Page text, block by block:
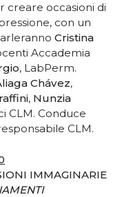
creare occasioni di
con un
Cristina
Accademia
, LabPerm.
Chávez,
, Nunzia
CLM. Conduce
CLM.
IMMAGINARIE